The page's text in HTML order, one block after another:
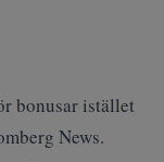
bonusar istället
News.